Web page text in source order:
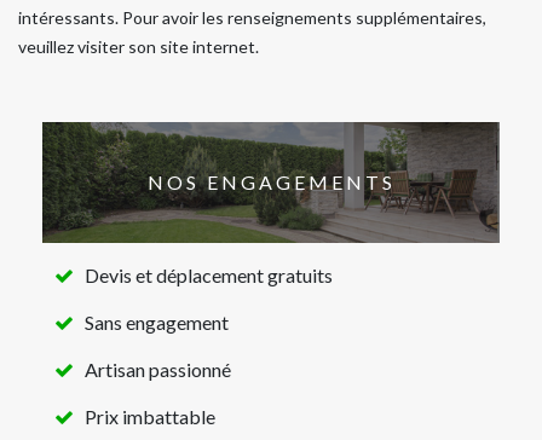
intéressants. Pour avoir les renseignements supplémentaires,
veuillez visiter son site internet.
NOS ENGAGEMENTS
Devis et déplacement gratuits
Sans engagement
Artisan passionné
Prix imbattable